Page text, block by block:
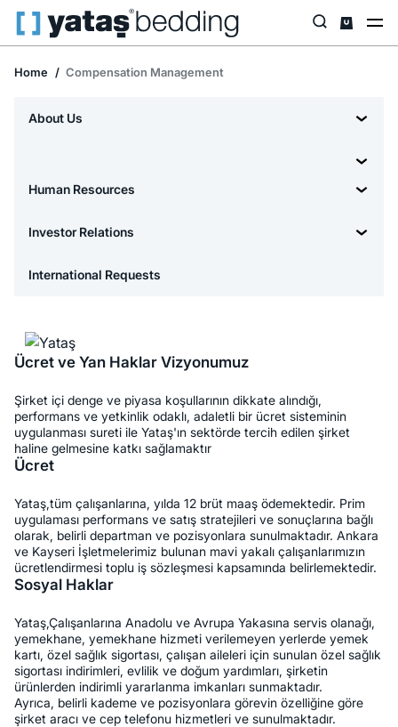
Home Compensation Management
About Us
Human Resources
Investor Relations
International Requests
Ücret ve Yan Haklar Vizyonumuz
Şirket içi denge ve piyasa koşullarının dikkate alındığı,
performans ve yetkinlik odaklı, adaletli bir ücret sisteminin
uygulanması sureti ile Yataş'ın sektörde tercih edilen şirket
haline gelmesine katkı sağlamaktır
Ücret
Yataş,tüm çalışanlarına, yılda 12 brüt maaş ödemektedir. Prim
uygulaması performans ve satış stratejileri ve sonuçlarına bağlı
olarak, belirli departman ve pozisyonlara sunulmaktadır. Ankara
ve Kayseri İşletmelerimiz bulunan mavi yakalı çalışanlarımızın
ücretlendirmesi toplu iş sözleşmesi kapsamında belirlemektedir.
Sosyal Haklar
Yataş,Çalışanlarına Anadolu ve Avrupa Yakasına servis olanağı,
yemekhane, yemekhane hizmeti verilemeyen yerlerde yemek
kartı, özel sağlık sigortası, çalışan aileleri için sunulan özel sağlık
sigortası indirimleri, evlilik ve doğum yardımları, şirketin
ürünlerden indirimli yararlanma imkanları sunmaktadır.
Ayrıca, belirli kademe ve pozisyonlara görevin özelliğine göre
şirket aracı ve cep telefonu hizmetleri ve sunulmaktadır.